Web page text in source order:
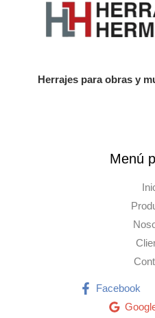
Herrajes para obras y
Menú
Facebook